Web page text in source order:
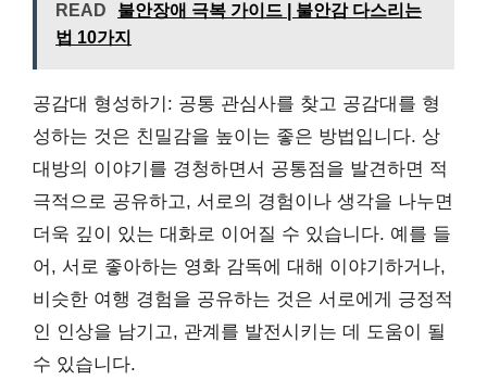
READ
불안장애 극복 가이드 | 불안감 다스리는
법 10가지
공감대 형성하기: 공통 관심사를 찾고 공감대를 형
성하는 것은 친밀감을 높이는 좋은 방법입니다. 상
대방의 이야기를 경청하면서 공통점을 발견하면 적
극적으로 공유하고, 서로의 경험이나 생각을 나누면
더욱 깊이 있는 대화로 이어질 수 있습니다. 예를 들
어, 서로 좋아하는 영화 감독에 대해 이야기하거나,
비슷한 여행 경험을 공유하는 것은 서로에게 긍정적
인 인상을 남기고, 관계를 발전시키는 데 도움이 될
수 있습니다.